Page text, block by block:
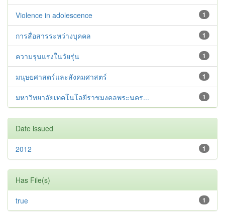
1
Violence in adolescence
1
การสื่อสารระหว่างบุคคล
1
ความรุนแรงในวัยรุ่น
1
มนุษยศาสตร์และสังคมศาสตร์
1
มหาวิทยาลัยเทคโนโลยีราชมงคลพระนคร...
Date issued
1
2012
Has File(s)
1
true